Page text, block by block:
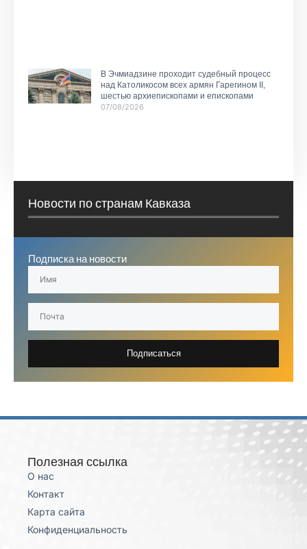
В Эчмиадзине проходит судебный процесс
над Католикосом всех армян Гарегином II,
шестью архиепископами и епископами
07/08/2026
Новости по странам Кавказа
Подписка на новости
Подписаться
Полезная ссылка
О нас
Контакт
Карта сайта
Конфиденциальность